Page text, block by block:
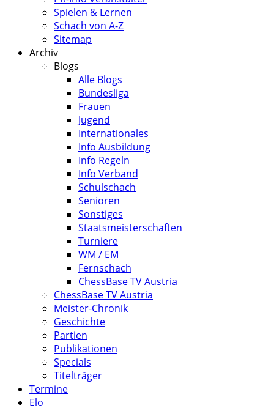
Spielen & Lernen
Schach von A-Z
Sitemap
Archiv
Blogs
Alle Blogs
Bundesliga
Frauen
Jugend
Internationales
Info Ausbildung
Info Regeln
Info Verband
Schulschach
Senioren
Sonstiges
Staatsmeisterschaften
Turniere
WM / EM
Fernschach
ChessBase TV Austria
ChessBase TV Austria
Meister-Chronik
Geschichte
Partien
Publikationen
Specials
Titelträger
Termine
Elo